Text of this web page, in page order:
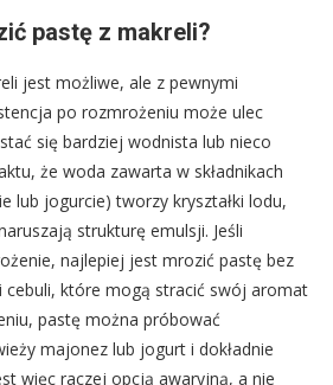
pastę z makreli?
jest możliwe, ale z pewnymi
po rozmrożeniu może ulec
się bardziej wodnista lub nieco
że woda zawarta w składnikach
lub jogurcie) tworzy kryształki lodu,
strukturę emulsji. Jeśli
najlepiej jest mrozić pastę bez
cebuli, które mogą stracić swój aromat
pastę można próbować
majonez lub jogurt i dokładnie
więc raczej opcją awaryjną, a nie